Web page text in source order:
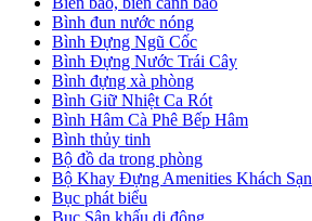
Bình đun nước nóng
Bình Đựng Ngũ Cốc
Bình Đựng Nước Trái Cây
Bình đựng xà phòng
Bình Giữ Nhiệt Ca Rót
Bình Hâm Cà Phê Bếp Hâm
Bình thủy tinh
Bộ đồ da trong phòng
Bộ Khay Đựng Amenities Khách Sạn
Bục phát biểu
Bục Sân khấu di động